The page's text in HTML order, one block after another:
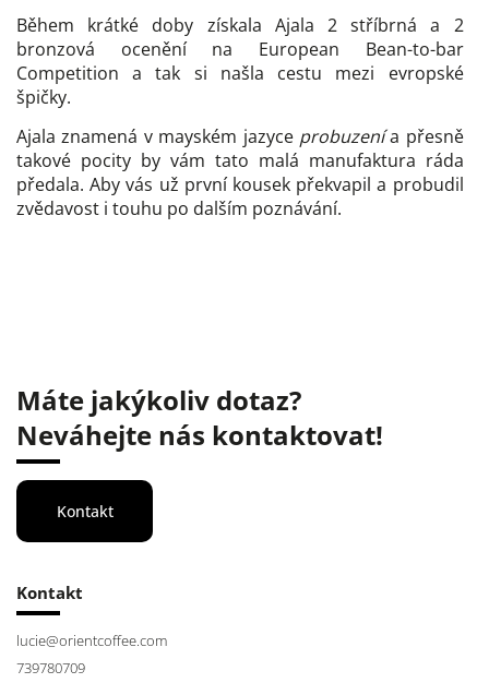
Během krátké doby získala Ajala 2 stříbrná a 2
bronzová ocenění na European Bean-to-bar
Competition a tak si našla cestu mezi evropské
špičky.
Ajala znamená v mayském jazyce probuzenía přesně
takové pocity by vám tato malá manufaktura ráda
předala. Aby vás už první kousek překvapil a probudil
zvědavost i touhu po dalším poznávání.
Máte jakýkoliv dotaz?
Neváhejte nás kontaktovat!
Kontakt
Kontakt
lucie@orientcoffee.com
739780709